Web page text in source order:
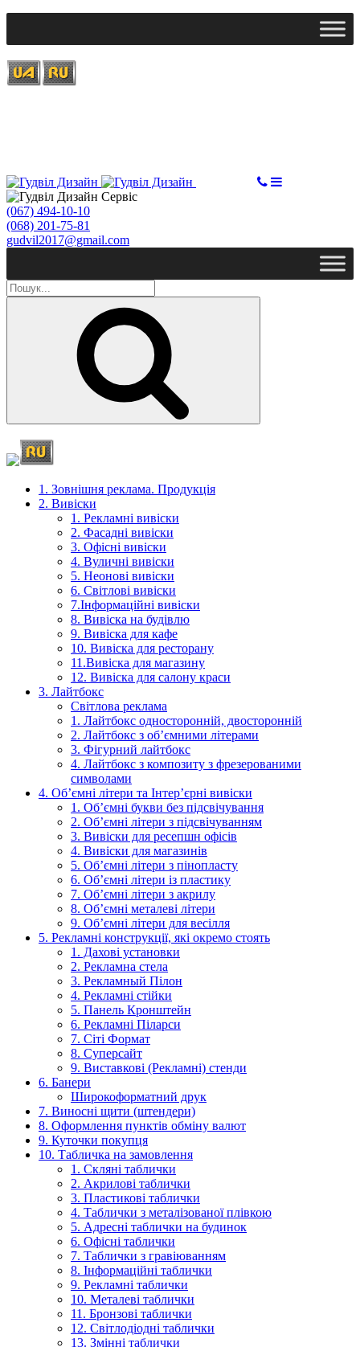
ЗАМОВИТИ
(067) 494-10-10
(068) 201-75-81
gudvil2017@gmail.com
Пошук
1. Зовнішня реклама. Продукція
2. Вивіски
1. Рекламні вивіски
2. Фасадні вивіски
3. Офісні вивіски
4. Вуличні вивіски
5. Неонові вивіски
6. Світлові вивіски
7.Інформаційні вивіски
8. Вивіска на будівлю
9. Вивіска для кафе
10. Вивіска для ресторану
11.Вивіска для магазину
12. Вивіска для салону краси
3. Лайтбокс
Світлова реклама
1. Лайтбокс односторонній, двосторонній
2. Лайтбокс з об’ємними літерами
3. Фігурний лайтбокс
4. Лайтбокс з композиту з фрезерованими
символами
4. Об’ємні літери та Інтер’єрні вивіски
1. Об’ємні букви без підсвічування
2. Об’ємні літери з підсвічуванням
3. Вивіски для ресепшн офісів
4. Вивіски для магазинів
5. Об’ємні літери з пінопласту
6. Об’ємні літери із пластику
7. Об’ємні літери з акрилу
8. Об’ємні металеві літери
9. Об’ємні літери для весілля
5. Рекламні конструкції, які окремо стоять
1. Дахові установки
2. Рекламна стела
3. Рекламный Пілон
4. Рекламні стійки
5. Панель Кронштейн
6. Рекламні Піларси
7. Сіті Формат
8. Суперсайт
9. Виставкові (Рекламні) стенди
6. Банери
Широкоформатний друк
7. Виносні щити (штендери)
8. Оформлення пунктів обміну валют
9. Куточки покупця
10. Табличка на замовлення
1. Скляні таблички
2. Акрилові таблички
3. Пластикові таблички
4. Таблички з металізованої плівкою
5. Адресні таблички на будинок
6. Офісні таблички
7. Таблички з гравіюванням
8. Інформаційні таблички
9. Рекламні таблички
10. Металеві таблички
11. Бронзові таблички
12. Світлодіодні таблички
13. Змінні таблички